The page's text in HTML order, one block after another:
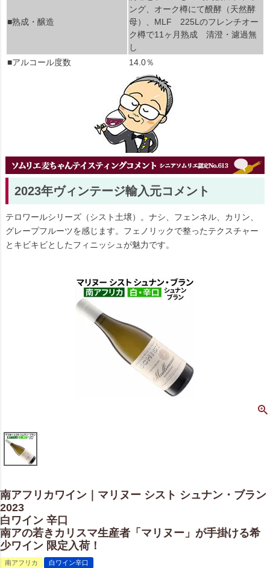
■熟成・醸造
ング、オーク樽にて醗酵（天然酵
母）、MLF 225Lのフレンチオー
ク樽で11ヶ月熟成 清澄・濾過無
し
■アルコール度数
14.0％
2023年ヴィンテージ輸入元コメント
テロワールシリーズ（シスト土壌）。ナシ、フェンネル、カリン、
グレープフルーツを感じます。フェノリックで整ったテクスチャー
とキビキビとしたフィニッシュが魅力です。
南アフリカワイン｜マリヌー シスト シュナン・ブラン
2023
白ワイン 辛口
南アの若きカリスマ生産者「マリヌー」が手掛ける希
少ワイン 限定入荷！
南アフリカ 白ワイン辛口